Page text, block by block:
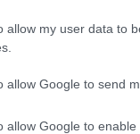
allow my user data to
allow Google to send
allow Google to